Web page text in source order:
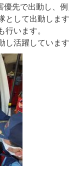
先で出動し、
として出動しま
います。
活躍しています